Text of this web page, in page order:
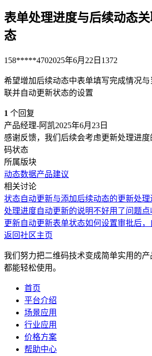
表单处理进度与后续动态
态
158*****4702025年6月22日 1372
希望增加后续动态中表单填写完成情况
联并自动更新状态的设置
1 个回复
产品经理-阿凯2025年6月23日
感谢反馈，我们后续会考虑更新处理进
码状态
所属版块
动态数据产品建议
相关讨论
状态自动更新与添加后续动态的更新处理
处理进度自动更新的说明不好用了问题
更新自动更新表单状态如何设置审批后，
返回社区主页
我们努力把二维码技术变成简单实用的
都能轻松使用。
首页
平台介绍
场景应用
行业应用
价格方案
帮助中心